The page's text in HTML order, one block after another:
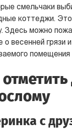
смельчаки
коттеджи.
Здесь можно
о весенней
с